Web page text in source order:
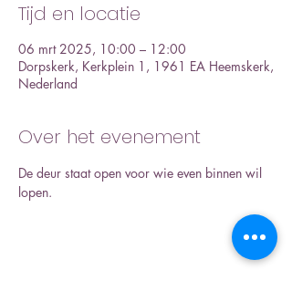
Tijd en locatie
06 mrt 2025, 10:00 – 12:00
Dorpskerk, Kerkplein 1, 1961 EA Heemskerk,
Nederland
Over het evenement
De deur staat open voor wie even binnen wil
lopen.